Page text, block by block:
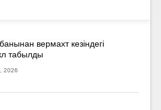
вермахт кезіндегі
табылды
2026